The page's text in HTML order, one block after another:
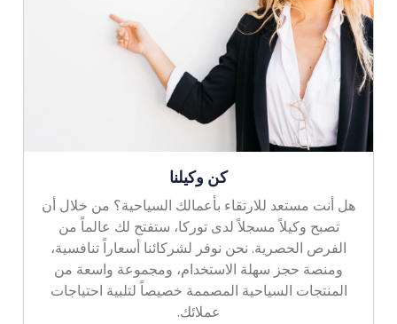
كن وكيلنا
هل أنت مستعد للارتقاء بأعمالك السياحية؟ من خلال أن
تصبح وكيلاً مسجلاً لدى توركا، ستفتح لك عالماً من
الفرص الحصرية. نحن نوفر لشركائنا أسعاراً تنافسية،
ومنصة حجز سهلة الاستخدام، ومجموعة واسعة من
المنتجات السياحية المصممة خصيصاً لتلبية احتياجات
عملائك.